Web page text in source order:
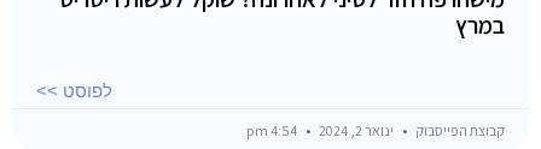
במרץ
לפוסט >>
קבוצת הפייסבוק ינואר 2, 2024